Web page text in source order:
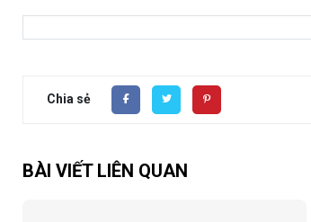
Chia sẻ
BÀI VIẾT LIÊN QUAN